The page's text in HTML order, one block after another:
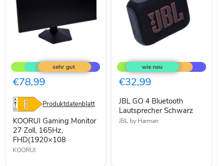
Gaming
Monitor
27
Zoll,
165Hz,
FHD(1920×108
€78,99
Produktdatenblatt
KOORUI Gaming Monitor
27 Zoll, 165Hz,
FHD(1920×108
KOORUI
GO
4
Bluetooth
Lautsprecher
€32,99
JBL GO 4 Bluetooth
Lautsprecher Schwarz
JBL by Harman